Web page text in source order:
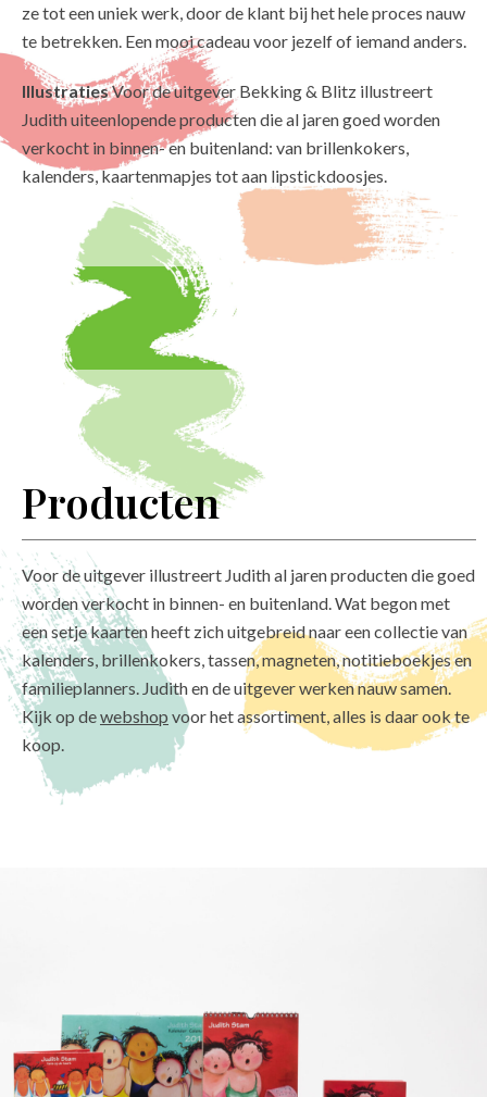
ze tot een uniek werk, door de klant bij het hele proces nauw
te betrekken. Een mooi cadeau voor jezelf of iemand anders.
IllustratiesVoor de uitgever Bekking & Blitz illustreert
Judith uiteenlopende producten die al jaren goed worden
verkocht in binnen- en buitenland: van brillenkokers,
kalenders, kaartenmapjes tot aan lipstickdoosjes.
Producten
Voorde uitgever illustreert Judith al jaren producten die goed
worden verkocht in binnen- en buitenland. Wat begon met
een setje kaarten heeft zich uitgebreid naar een collectie van
kalenders, brillenkokers, tassen, magneten, notitieboekjes en
familieplanners. Judith en de uitgever werken nauw samen.
Kijk op dewebshop voor het assortiment, alles is daar ook te
koop.